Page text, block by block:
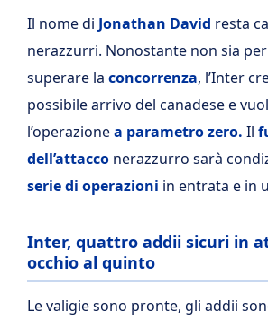
Il nome di Jonathan David resta
nerazzurri. Nonostante non sia
superare la concorrenza, l’Inter
possibile arrivo del canadese e
l’operazionea parametro zero. Il
dell’attacco nerazzurro sarà
serie di operazioni in entrata e in
Inter, quattro addii sicuri in
occhio al quinto
Le valigie sono pronte, gli addii